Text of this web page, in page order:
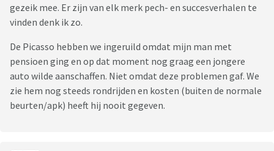
gezeik mee. Er zijn van elk merk pech- en succesverhalen te
vinden denk ik zo.
De Picasso hebben we ingeruild omdat mijn man met
pensioen ging en op dat moment nog graag een jongere
auto wilde aanschaffen. Niet omdat deze problemen gaf. We
zie hem nog steeds rondrijden en kosten (buiten de normale
beurten/apk) heeft hij nooit gegeven.